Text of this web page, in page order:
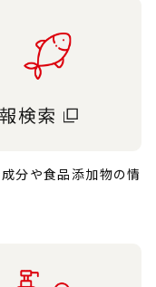
分や食品添加物の情